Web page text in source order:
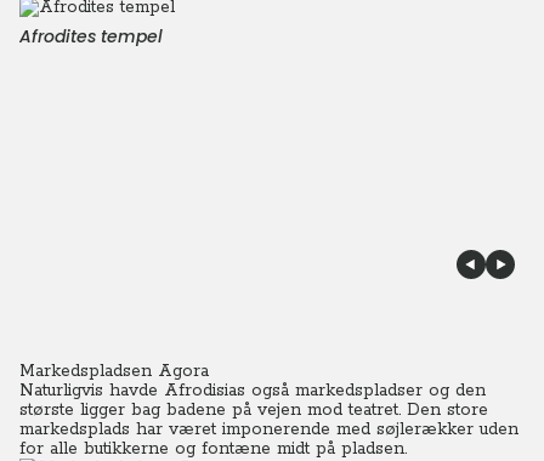
Afrodites tempel
Markedspladsen Agora
Naturligvis havde Afrodisias også markedspladser og den
største ligger bag badene på vejen mod teatret. Den store
markedsplads har været imponerende med søjlerækker uden
for alle butikkerne og fontæne midt på pladsen.